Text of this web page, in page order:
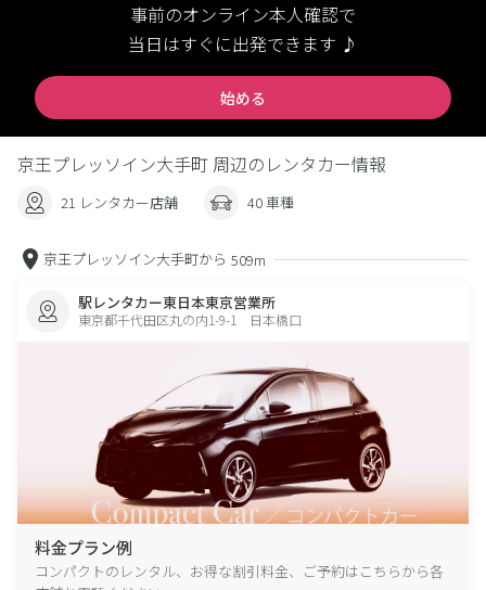
事前のオンライン本人確認で
当日はすぐに出発できます ♪
始める
京王プレッソイン大手町 周辺のレンタカー情報
21 レンタカー店舗 40 車種
京王プレッソイン大手町から 509m
駅レンタカー東日本東京営業所
東京都千代田区丸の内1-9-1 日本橋口
料金プラン例
コンパクトのレンタル、お得な割引料金、ご予約はこちらから各